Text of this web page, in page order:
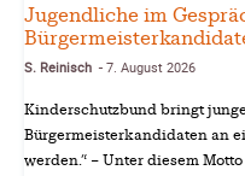
Jugendliche im
S. Reinisch - 7. August 2026
Kinderschutzbund bringt
Bürgermeisterkandidaten an
werden.“ – Unter diesem